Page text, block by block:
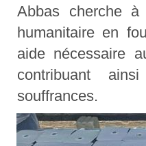
Abbas cherche à
humanitaire en
aide nécessaire
contribuant
souffrances.